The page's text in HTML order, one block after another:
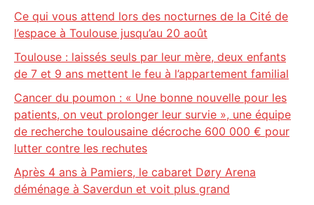
Ce qui vous attend lors des nocturnes de la Cité de
l’espace à Toulouse jusqu’au 20 août
Toulouse : laissés seuls par leur mère, deux enfants
de 7 et 9 ans mettent le feu à l’appartement familial
Cancer du poumon : « Une bonne nouvelle pour les
patients, on veut prolonger leur survie », une équipe
de recherche toulousaine décroche 600 000 € pour
lutter contre les rechutes
Après 4 ans à Pamiers, le cabaret Døry Arena
déménage à Saverdun et voit plus grand